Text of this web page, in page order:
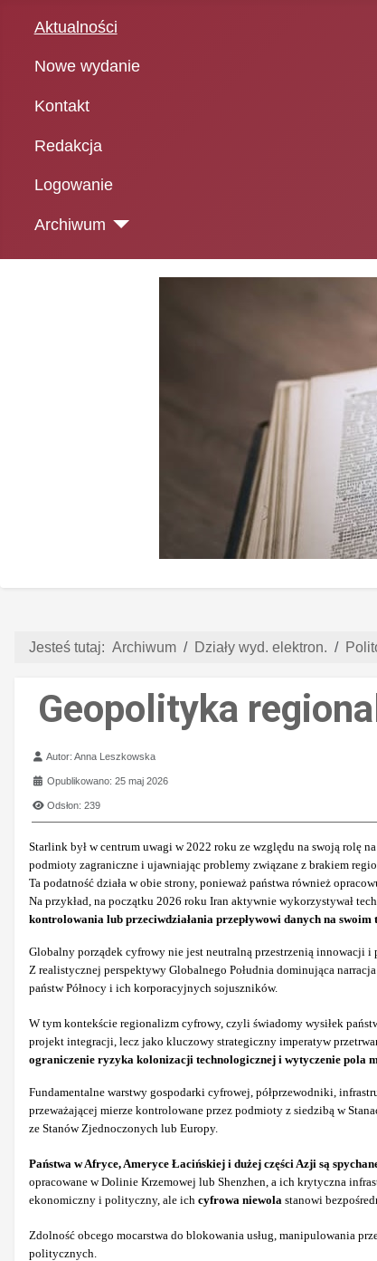
Aktualności
Nowe wydanie
Kontakt
Redakcja
Logowanie
Archiwum
Jesteś tutaj: Archiwum Działy wyd. elektron.
Geopolityka
Szczegóły
Autor:Anna Leszkowska
Opublikowano: 25 maj 2026
Odsłon: 239
Starlink był w centrum uwagi w 2022 roku ze względu na swoją rolę
podmioty zagraniczne i ujawniając problemy związane z brakiem
Ta podatność działa w obie strony, ponieważ państwa również
Na przykład, na początku 2026 roku Iran aktywnie wykorzystywał
kontrolowania lub przeciwdziałania przepływowi danych na
Globalny porządek cyfrowy nie jest neutralną przestrzenią innowacji i
Z realistycznej perspektywy Globalnego Południa dominująca
państw Północy i ich korporacyjnych sojuszników.
W tym kontekście regionalizm cyfrowy, czyli świadomy wysiłek
projekt integracji, lecz jako kluczowy strategiczny imperatyw
ograniczenie ryzyka kolonizacji technologicznej i wytyczenie pola
Fundamentalne warstwy gospodarki cyfrowej, półprzewodniki,
przeważającej mierze kontrolowane przez podmioty z siedzibą w
ze Stanów Zjednoczonych lub Europy.
Państwa w Afryce, Ameryce Łacińskiej i dużej części Azji są
opracowane w Dolinie Krzemowej lub Shenzhen, a ich krytyczna
ekonomiczny i polityczny, ale ich cyfrowa niewola stanowi
Zdolność obcego mocarstwa do blokowania usług, manipulowania
politycznych.